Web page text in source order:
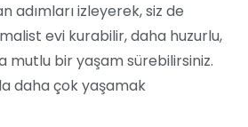
adımları izleyerek, siz de
evi kurabilir, daha huzurlu,
mutlu bir yaşam sürebilirsiniz.
daha çok yaşamak